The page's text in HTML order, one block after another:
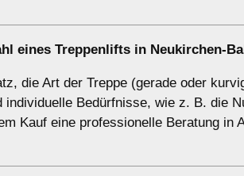
eines Treppenlifts in Neukirchen-
die Art der Treppe (gerade oder
Bedürfnisse, wie z. B. die
Kauf eine professionelle Beratung in